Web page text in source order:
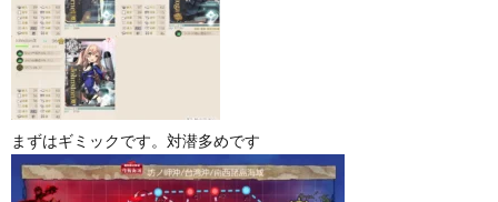
まずはギミックです。対潜多めです